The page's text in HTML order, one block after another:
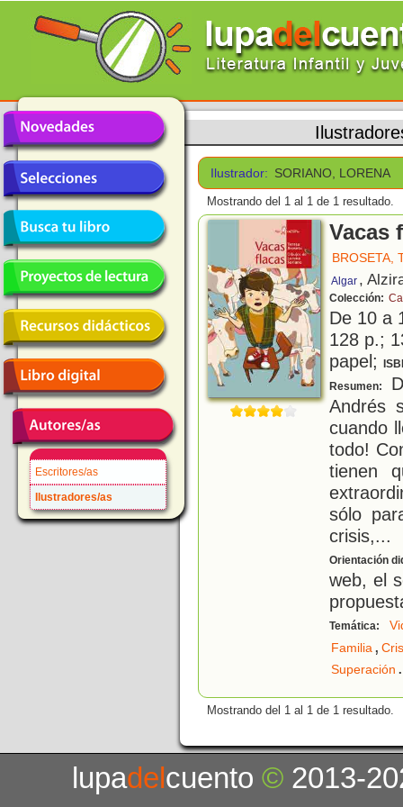
Escritores/as
Ilustradores/as
Ilustrador: SORIANO, LORENA
Mostrando del 1 al 1 de 1 resultado.
Vacas
BROSETA,
Algar ,
Colección:
De 10 a
128 p.;
papel;
Resumen:
Andrés
cuando
todo!
tienen
sólo
crisis,...
Orientación
web, el
Temática:
Familia,
Superación .
Mostrando del 1 al 1 de 1 resultado.
lupadelcuento© 2013-